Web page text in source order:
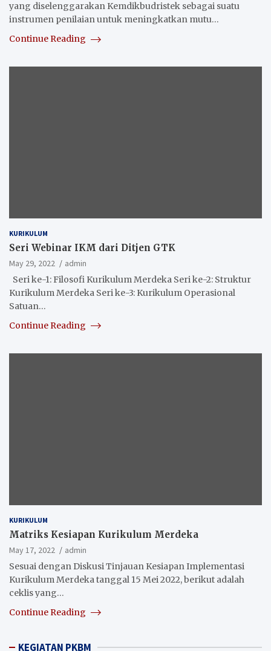
yang diselenggarakan Kemdikbudristek sebagai suatu
instrumen penilaian untuk meningkatkan mutu…
Continue Reading
KURIKULUM
Seri Webinar IKM dari Ditjen GTK
May 29, 2022
admin
Seri ke-1: Filosofi Kurikulum Merdeka Seri ke-2: Struktur
Kurikulum Merdeka Seri ke-3: Kurikulum Operasional
Satuan…
Continue Reading
KURIKULUM
Matriks Kesiapan Kurikulum Merdeka
May 17, 2022
admin
Sesuai dengan Diskusi Tinjauan Kesiapan Implementasi
Kurikulum Merdeka tanggal 15 Mei 2022, berikut adalah
ceklis yang…
Continue Reading
KEGIATAN PKBM